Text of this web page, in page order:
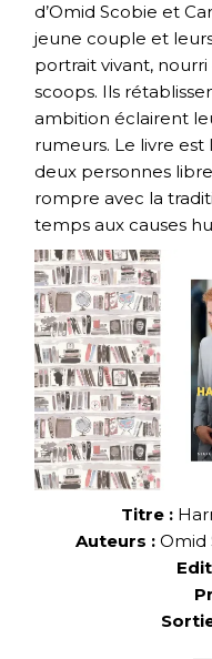
d’Omid Scobie et
jeune couple et
portrait vivant,
scoops. Ils
ambition éclairent
rumeurs. Le livre est
deux personnes
rompre avec la
temps aux causes
Titre :
Auteurs : Omid